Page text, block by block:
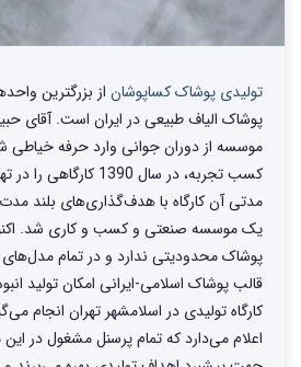
تولیدی پوشاک کساپوشان از بزرگترین
پوشاک الیاف طبیعی در ایران است. آقای
کسب تجربه، در سال 1390
مدتی آن کارگاه با هدف‌گذاری‌های بلند مدت
یک موسسه صنعتی و کسب و کاری شد.
پوشاک محدودیتی ندارد و در تمام مدل‌های
قالب پوشاک اسلامی-ایرانی امکان تولید
کارگاه تولیدی در اسلامشهر تهران انجام
اعلام می‌دارد که تمام پرسنل مشغول در